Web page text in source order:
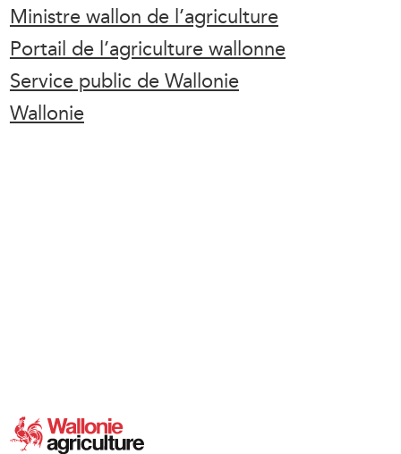
Ministre wallon de l’agriculture
Portail de l’agriculture wallonne
Service public de Wallonie
Wallonie